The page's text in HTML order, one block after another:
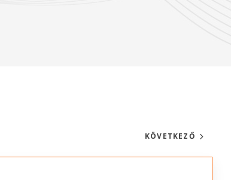
KÖVETKEZŐ